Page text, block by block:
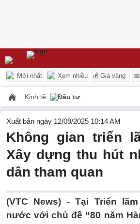
Mới nhất Xem nhiều 💰 Giá vàng
Kinh tế Đầu tư
Xuất bản ngày 12/09/2025 10:14 AM
Không gian triển
Xây dựng thu hút
dân tham quan
(VTC News) -Tại Triển
nước với chủ đề “80 năm